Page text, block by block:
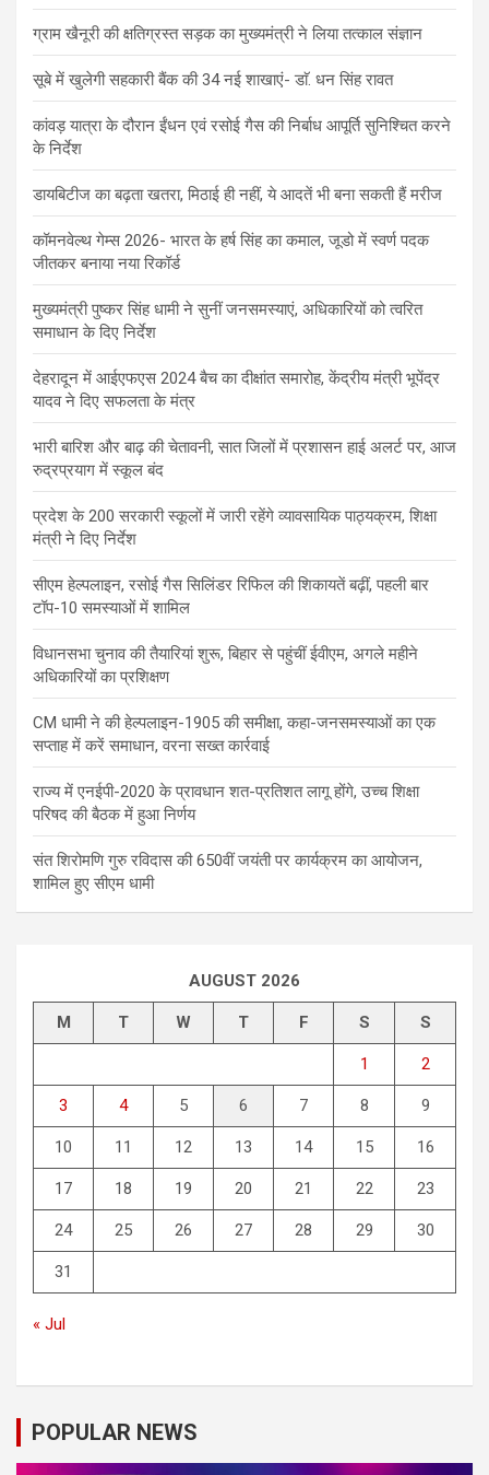
ग्राम खैनूरी की क्षतिग्रस्त सड़क का मुख्यमंत्री ने लिया तत्काल संज्ञान
सूबे में खुलेगी सहकारी बैंक की 34 नई शाखाएं- डाॅ. धन सिंह रावत
कांवड़ यात्रा के दौरान ईंधन एवं रसोई गैस की निर्बाध आपूर्ति सुनिश्चित करने
के निर्देश
डायबिटीज का बढ़ता खतरा, मिठाई ही नहीं, ये आदतें भी बना सकती हैं मरीज
कॉमनवेल्थ गेम्स 2026- भारत के हर्ष सिंह का कमाल, जूडो में स्वर्ण पदक
जीतकर बनाया नया रिकॉर्ड
मुख्यमंत्री पुष्कर सिंह धामी ने सुनीं जनसमस्याएं, अधिकारियों को त्वरित
समाधान के दिए निर्देश
देहरादून में आईएफएस 2024 बैच का दीक्षांत समारोह, केंद्रीय मंत्री भूपेंद्र
यादव ने दिए सफलता के मंत्र
भारी बारिश और बाढ़ की चेतावनी, सात जिलों में प्रशासन हाई अलर्ट पर, आज
रुद्रप्रयाग में स्कूल बंद
प्रदेश के 200 सरकारी स्कूलों में जारी रहेंगे व्यावसायिक पाठ्यक्रम, शिक्षा
मंत्री ने दिए निर्देश
सीएम हेल्पलाइन, रसोई गैस सिलिंडर रिफिल की शिकायतें बढ़ीं, पहली बार
टॉप-10 समस्याओं में शामिल
विधानसभा चुनाव की तैयारियां शुरू, बिहार से पहुंचीं ईवीएम, अगले महीने
अधिकारियों का प्रशिक्षण
CM धामी ने की हेल्पलाइन-1905 की समीक्षा, कहा-जनसमस्याओं का एक
सप्ताह में करें समाधान, वरना सख्त कार्रवाई
राज्य में एनईपी-2020 के प्रावधान शत-प्रतिशत लागू होंगे, उच्च शिक्षा
परिषद की बैठक में हुआ निर्णय
संत शिरोमणि गुरु रविदास की 650वीं जयंती पर कार्यक्रम का आयोजन,
शामिल हुए सीएम धामी
AUGUST 2026
M T W T F S S
1 2
3 4 5 6 7 8 9
10 11 12 13 14 15 16
17 18 19 20 21 22 23
24 25 26 27 28 29 30
31
« Jul
POPULAR NEWS